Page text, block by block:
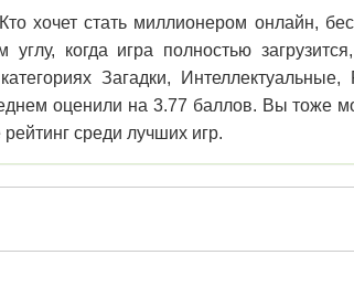
хочет стать миллионером онлайн,
углу, когда игра полностью
Загадки,
оценили на 3.77 баллов. Вы тоже
среди лучших игр.